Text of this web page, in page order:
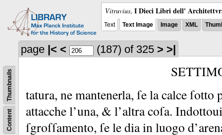
Vitruvius, I Dieci Libri dell'
Text Text Image Image XML
Content
Thumbnails
page |< < (187) of 325 > >|
tatura, ne mantenerla, ſe la calce
attacche l’una, & l’altra coſa.
ſgroſſamento, ſe le dia in luogo